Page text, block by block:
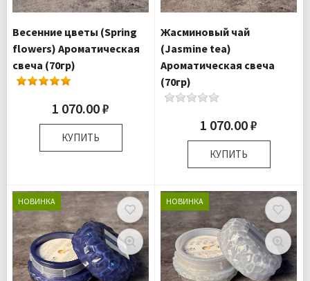
Весенние цветы (Spring
flowers) Ароматическая
свеча (70гр)
1 070.00 ₽
КУПИТЬ
шт
Доставка:
Подробнее
Жасминовый чай
(Jasmine tea)
Ароматическая свеча
(70гр)
1 070.00 ₽
КУПИТЬ
Комплектация:
Свеча 1
шт
Доставка:
Подробнее
НОВИНКА НОВИНКА